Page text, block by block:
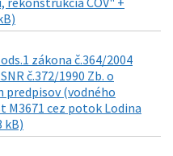
zákona č.364/2004
č.372/1990 Zb. o
predpisov (vodného
M3671 cez potok Lodina
kB)